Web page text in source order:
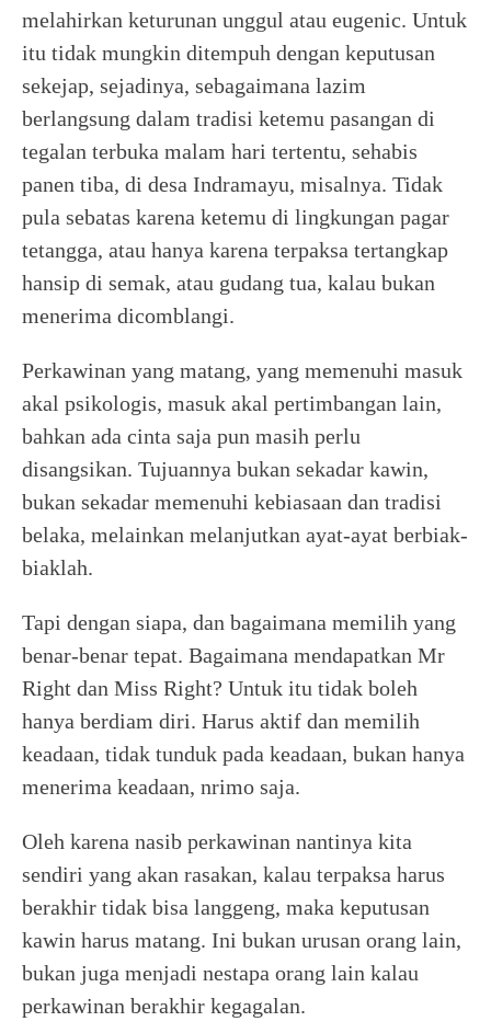
melahirkan keturunan unggul atau eugenic. Untuk
itu tidak mungkin ditempuh dengan keputusan
sekejap, sejadinya, sebagaimana lazim
berlangsung dalam tradisi ketemu pasangan di
tegalan terbuka malam hari tertentu, sehabis
panen tiba, di desa Indramayu, misalnya. Tidak
pula sebatas karena ketemu di lingkungan pagar
tetangga, atau hanya karena terpaksa tertangkap
hansip di semak, atau gudang tua, kalau bukan
menerima dicomblangi.
Perkawinan yang matang, yang memenuhi masuk
akal psikologis, masuk akal pertimbangan lain,
bahkan ada cinta saja pun masih perlu
disangsikan. Tujuannya bukan sekadar kawin,
bukan sekadar memenuhi kebiasaan dan tradisi
belaka, melainkan melanjutkan ayat-ayat berbiak-
biaklah.
Tapi dengan siapa, dan bagaimana memilih yang
benar-benar tepat. Bagaimana mendapatkan Mr
Right dan Miss Right? Untuk itu tidak boleh
hanya berdiam diri. Harus aktif dan memilih
keadaan, tidak tunduk pada keadaan, bukan hanya
menerima keadaan, nrimo saja.
Oleh karena nasib perkawinan nantinya kita
sendiri yang akan rasakan, kalau terpaksa harus
berakhir tidak bisa langgeng, maka keputusan
kawin harus matang. Ini bukan urusan orang lain,
bukan juga menjadi nestapa orang lain kalau
perkawinan berakhir kegagalan.